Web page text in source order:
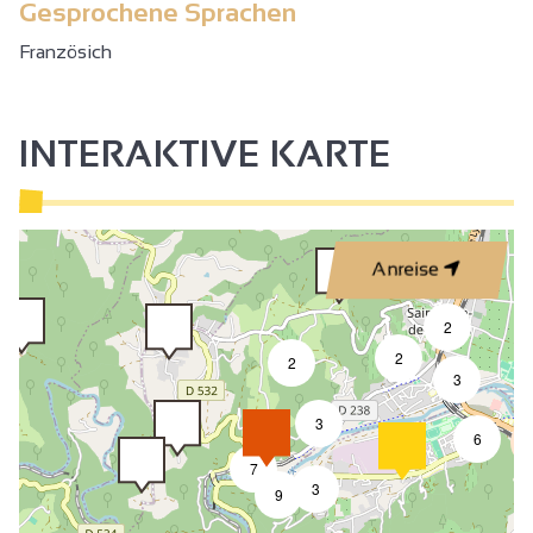
Gesprochene Sprachen
Französich
INTERAKTIVE KARTE
Anreise
2
7
2
3
3
9
2
3
6